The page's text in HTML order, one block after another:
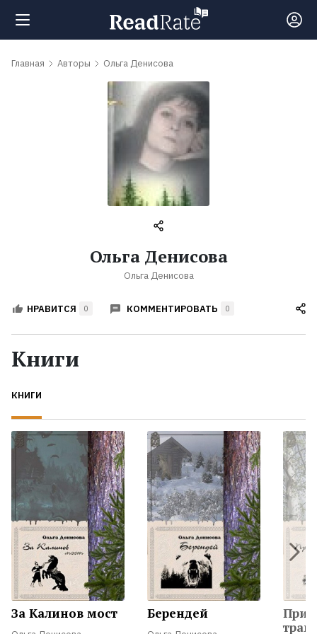
Поиск
обсуждаемые
Авторы
Жанры
Экранизации
Коллекции
Главная Авторы Ольга Денисова
Ольга Денисова
Ольга Денисова
НРАВИТСЯ 0 КОММЕНТИРОВАТЬ 0
Книги
КНИГИ
За Калинов мост Берендей
трава